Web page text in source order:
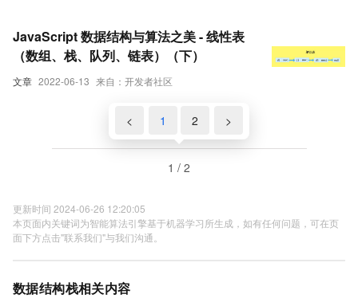
文章 2022-06-13 来自：开发者社区
JavaScript 数据结构与算法之美 - 线性表
（数组、栈、队列、链表）（下）
< 1 2 >
1 / 2
更新时间 2024-06-26 12:20:05
本页面内关键词为智能算法引擎基于机器学习所生成，如有任何问题，可在页
面下方点击"联系我们"与我们沟通。
数据结构栈相关内容